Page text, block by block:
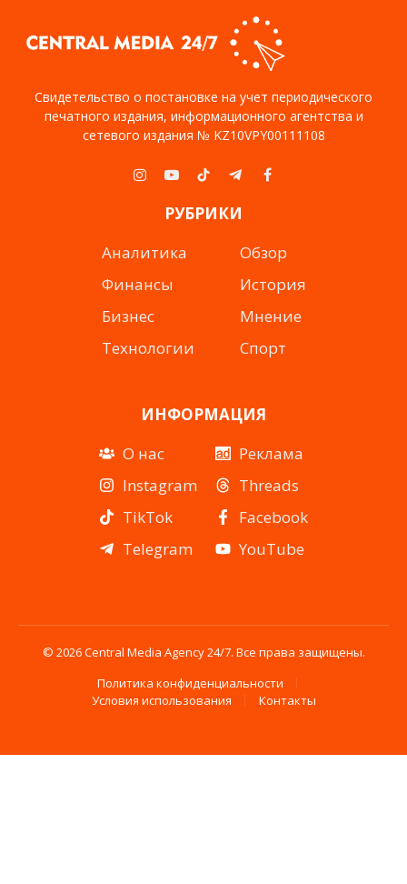
Свидетельство о постановке на учет периодического
печатного издания, информационного агентства и
сетевого издания № KZ10VPY00111108
Instagram
YouTubeTikTokTelegramFacebook
РУБРИКИ
Аналитика
Финансы
Бизнес
Технологии
Обзор
История
Мнение
Спорт
ИНФОРМАЦИЯ
О нас
Instagram
TikTok
Telegram
Реклама
Threads
Facebook
YouTube
© 2026 Central Media Agency 24/7. Все права защищены.
Политика конфиденциальности
Условия использования
Контакты